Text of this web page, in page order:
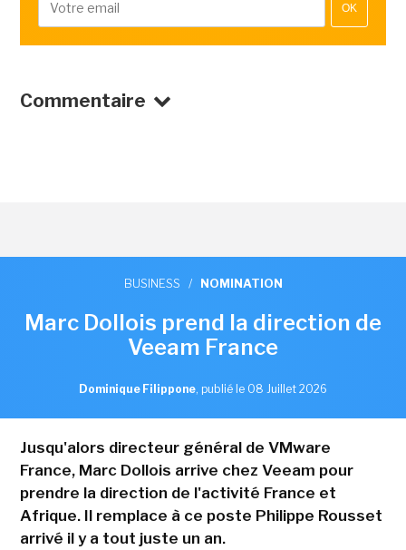
OK
Commentaire
BUSINESS / NOMINATION
Marc Dollois prend la direction de
Veeam France
Dominique Filippone, publié le 08 Juillet 2026
Jusqu'alors directeur général de VMware
France, Marc Dollois arrive chez Veeam pour
prendre la direction de l'activité France et
Afrique. Il remplace à ce poste Philippe Rousset
arrivé il y a tout juste un an.